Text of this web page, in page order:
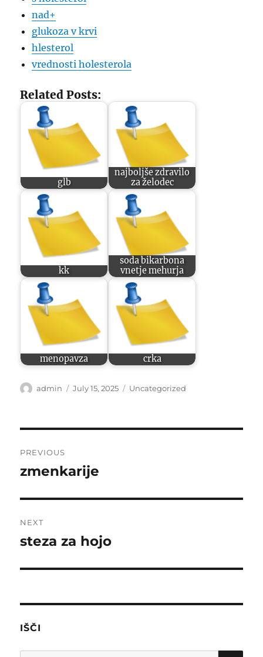
nad+
glukoza v krvi
hlesterol
vrednosti holesterola
Related Posts:
glb
najboljše zdravilo
za želodec
kk
soda bikarbona
vnetje mehurja
menopavza crka
Author
admin
Posted
July 15, 2025 Categories
Uncategorized
navigation
PREVIOUS
Previous
zmenkarije
NEXT
Next
steza za hojo
IŠČI